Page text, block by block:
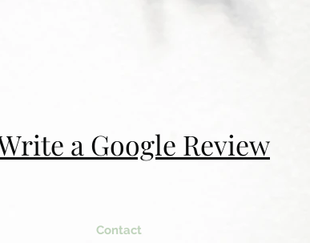
a Google Review
Contact